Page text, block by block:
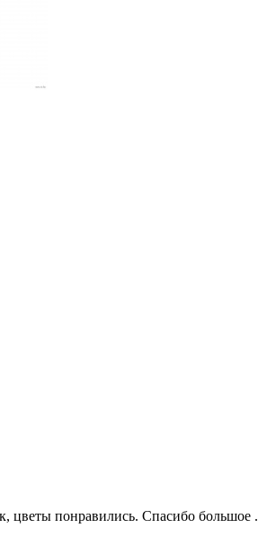
цветы понравились. Спасибо большое .